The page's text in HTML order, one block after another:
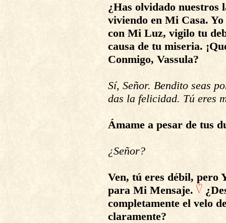
¿Has olvidado nuestros
viviendo en Mi Casa.
con Mi Luz, vigilo tu
causa de tu miseria.
Conmigo, Vassula?
Sí, Señor. Bendito seas
das la felicidad. Tú eres
Ámame a pesar de tus
¿Señor?
Ven, tú eres débil, pero
para Mi Mensaje.
completamente el velo
claramente?